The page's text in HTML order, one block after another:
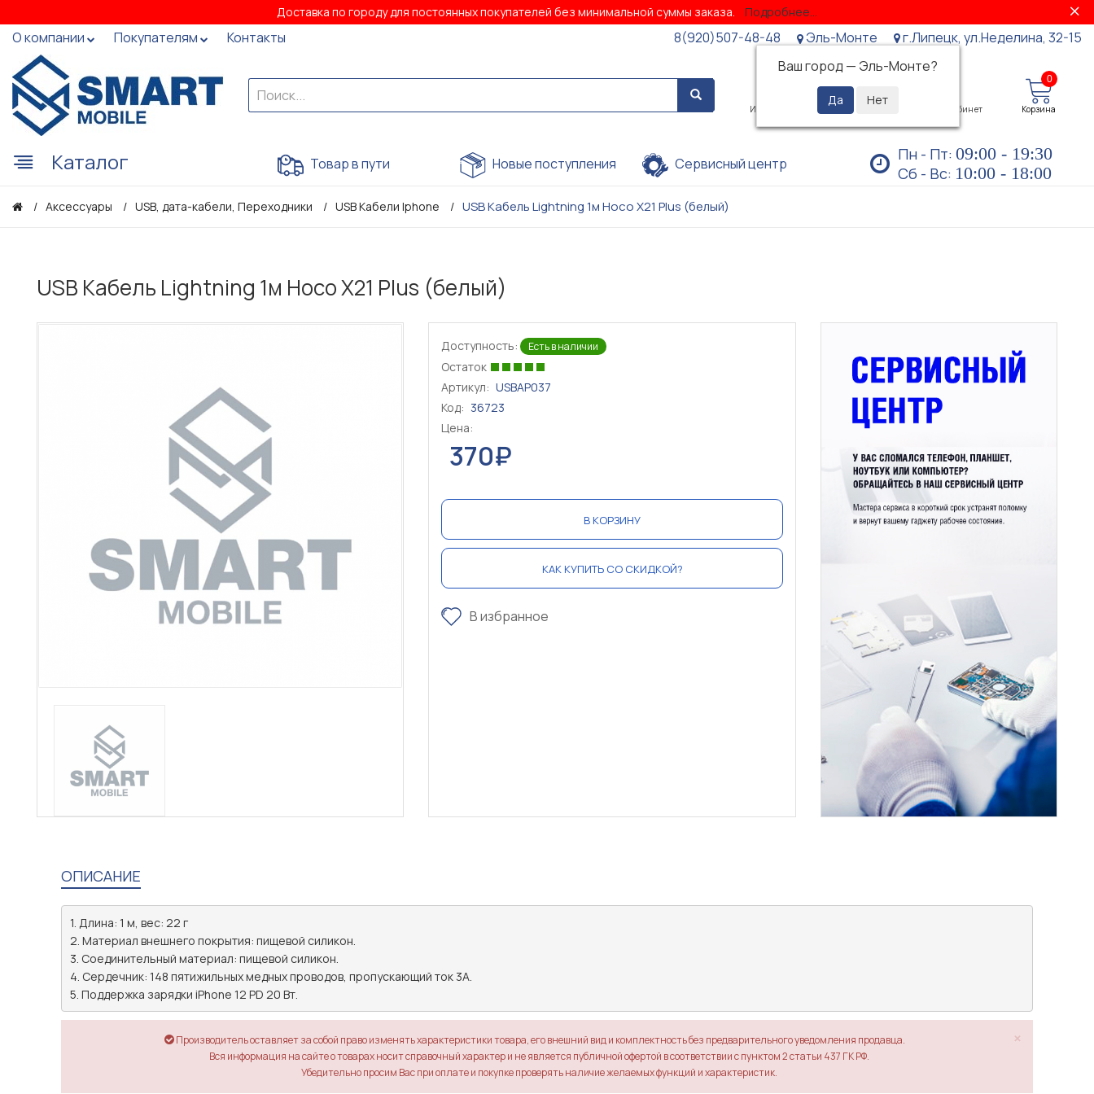
Доставка по городу для постоянных покупателей без минимальной суммы заказа. Подробнее...
О компании Покупателям Контакты 8(920)507-48-48
Эль-Монте
Ваш город — Эль-Монте?
г.Липецк, ул.Неделина, 32-15
Избранное Просмотренные Личный кабинет
0
Корзина
Каталог Товар в пути Новые поступления Сервисный центр Пн - Пт: 09:00 - 19:30
Сб - Вс: 10:00 - 18:00
Аксессуары USB, дата-кабели, Переходники USB Кабели Iphone USB Кабель Lightning 1м Hoco X21 Plus (белый)
USB Кабель Lightning 1м Hoco X21 Plus (белый)
Доступность: Есть в наличии
Остаток
Артикул: USBAP037
Код: 36723
Цена:
370₽
В КОРЗИНУ
КАК КУПИТЬ СО СКИДКОЙ?
В избранное
ОПИСАНИЕ
1. Длина: 1 м, вес: 22 г
2. Материал внешнего покрытия: пищевой силикон.
3. Соединительный материал: пищевой силикон.
4. Сердечник: 148 пятижильных медных проводов, пропускающий ток 3А.
5. Поддержка зарядки iPhone 12 PD 20 Вт.
×
Производитель оставляет за собой право изменять характеристики товара, его внешний вид и комплектность без предварительного уведомления продавца.
Вся информация на сайте о товарах носит справочный характер и не является публичной офертой в соответствии с пунктом 2 статьи 437 ГК РФ.
Убедительно просим Вас при оплате и покупке проверять наличие желаемых функций и характеристик.